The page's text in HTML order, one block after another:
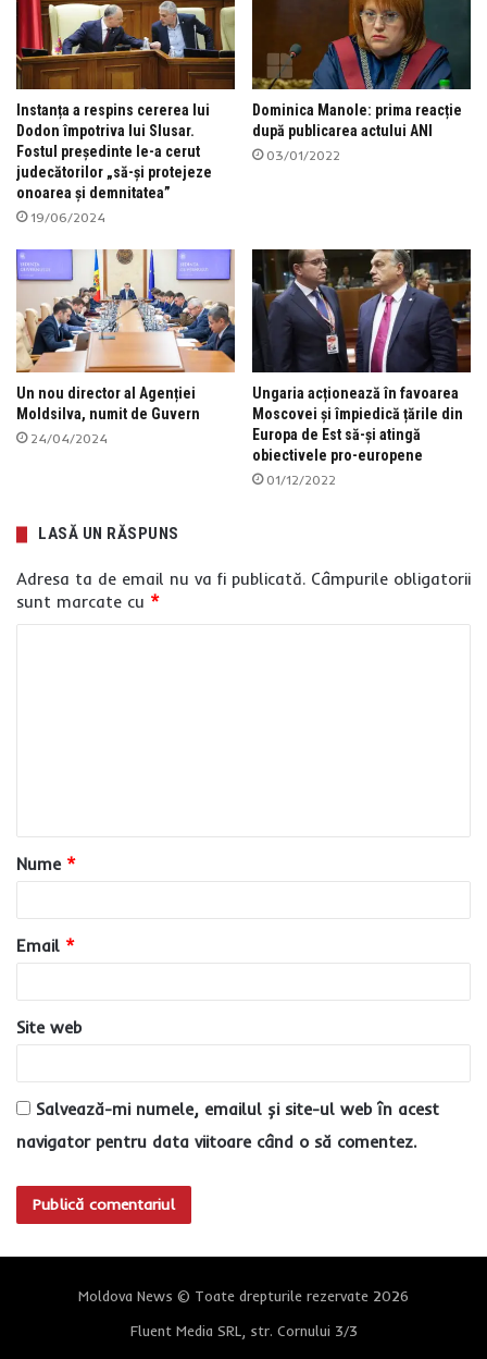
Instanța a respins cererea lui
Dodon împotriva lui Slusar.
Fostul președinte le-a cerut
judecătorilor „să-și protejeze
onoarea și demnitatea”
19/06/2024
Dominica Manole: prima reacție
după publicarea actului ANI
03/01/2022
Un nou director al Agenției
Moldsilva, numit de Guvern
24/04/2024
Ungaria acționează în favoarea
Moscovei și împiedică țările din
Europa de Est să-și atingă
obiectivele pro-europene
01/12/2022
LASĂ UN RĂSPUNS
Adresa ta de email nu va fi publicată. Câmpurile obligatorii
sunt marcate cu *
a
r
u
*
Nume *
Email *
Site web
Salvează-mi numele, emailul și site-ul web în acest
navigator pentru data viitoare când o să comentez.
Moldova News © Toate drepturile rezervate 2026
Fluent Media SRL, str. Cornului 3/3